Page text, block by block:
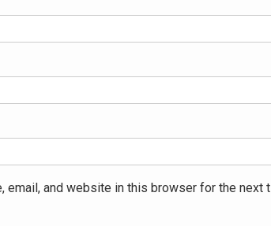
email, and website in this browser for the next